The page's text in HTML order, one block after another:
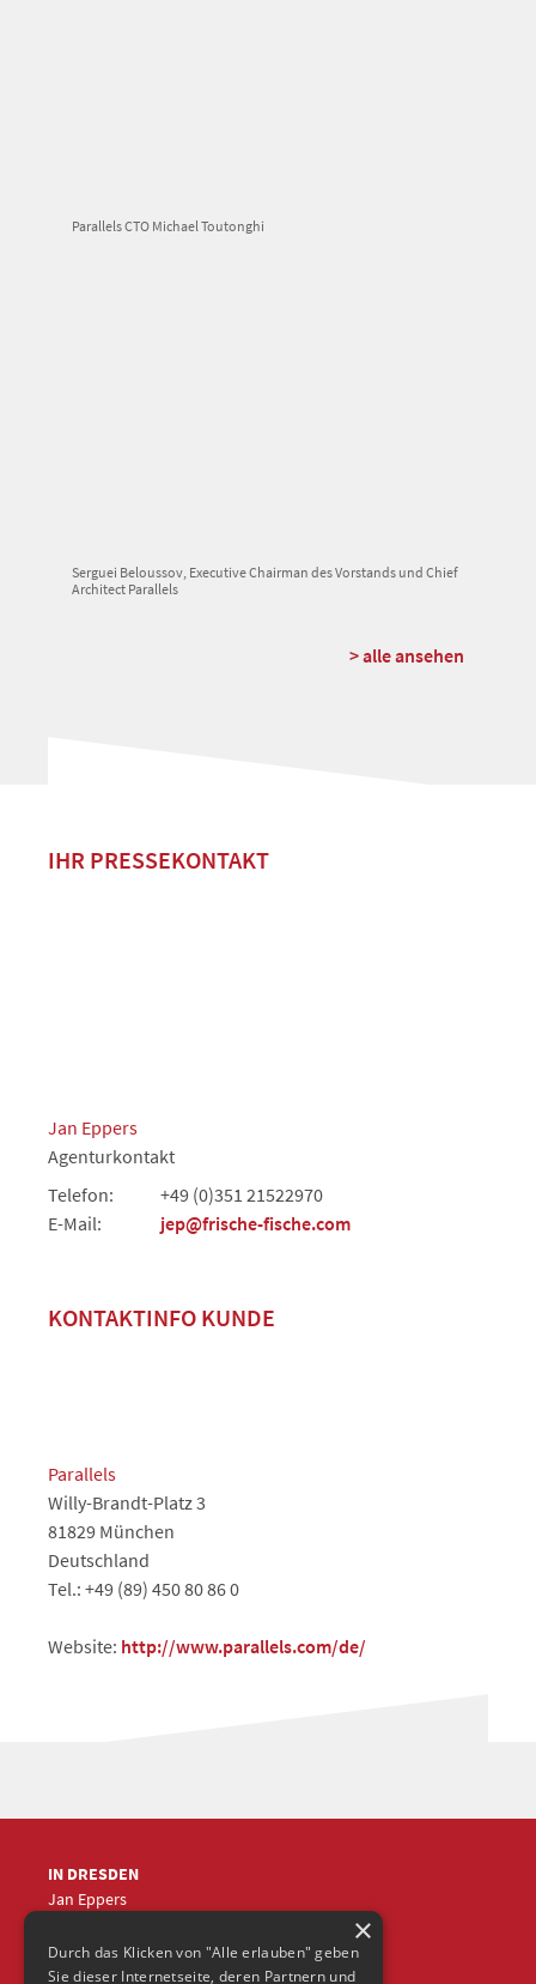
Parallels CTO Michael Toutonghi
Serguei Beloussov, Executive Chairman des Vorstands und Chief
Architect Parallels
> alle ansehen
IHR PRESSEKONTAKT
Jan Eppers
Agenturkontakt
Telefon:
+49 (0)351 21522970
E-Mail:
jep@frische-fische.com
KONTAKTINFO KUNDE
Parallels
Willy-Brandt-Platz 3
81829 München
Deutschland
Tel.: +49 (89) 450 80 86 0
Website: http://www.parallels.com/de/
IN DRESDEN
Jan Eppers
jep@frische-fische.com ×
Durch das Klicken von "Alle erlauben" geben
Sie dieser Internetseite, deren Partnern und